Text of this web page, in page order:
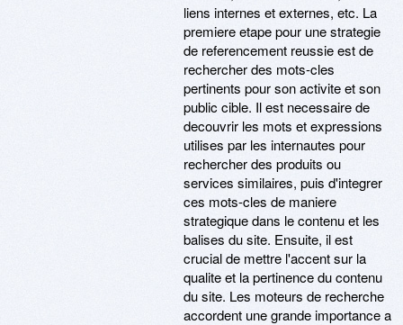
liens internes et externes, etc. La
premiere etape pour une strategie
de referencement reussie est de
rechercher des mots-cles
pertinents pour son activite et son
public cible. Il est necessaire de
decouvrir les mots et expressions
utilises par les internautes pour
rechercher des produits ou
services similaires, puis d'integrer
ces mots-cles de maniere
strategique dans le contenu et les
balises du site. Ensuite, il est
crucial de mettre l'accent sur la
qualite et la pertinence du contenu
du site. Les moteurs de recherche
accordent une grande importance a